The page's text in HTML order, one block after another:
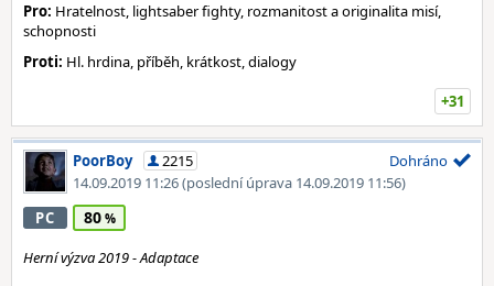
Pro: Hratelnost, lightsaber fighty, rozmanitost a originalita misí,
schopnosti
Proti: Hl. hrdina, příběh, krátkost, dialogy
+31
PoorBoy
2215
14.09.2019 11:26(poslední úprava 14.09.2019 11:56)
Dohráno
PC 80
Herní výzva 2019 - Adaptace